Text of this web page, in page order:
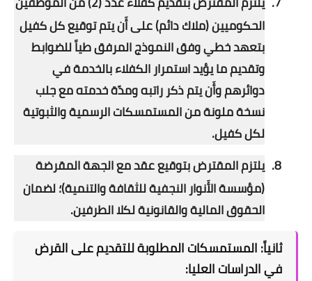
الحكوميين (ملاك دائم) على أَن يتم توقيع كل كفيل
بتعهد خطي وفق النموذج المرفق طياً للضوابط
وتقديم ما يؤيد استمرار الكفلاء بالخدمة في
دوائرهم وأَن يتم ذكر راتبه ومدّة خدمته مع جلب
نسخة ملونة من المستمسكات الرسمية والثبوتية
لكل كفيل.
8. يلتزم المقترض بتوقيع عقد مع الجهة المقرضة
(مؤسسة الأَنوار النجفية للثقافة والتنمية)؛ لضمان
الحقوق المالية والقانونية لكلا الطرفين.
ثانياً: المستمسكات المطلوبة للتقديم على القرض
في الدراسات العليا: